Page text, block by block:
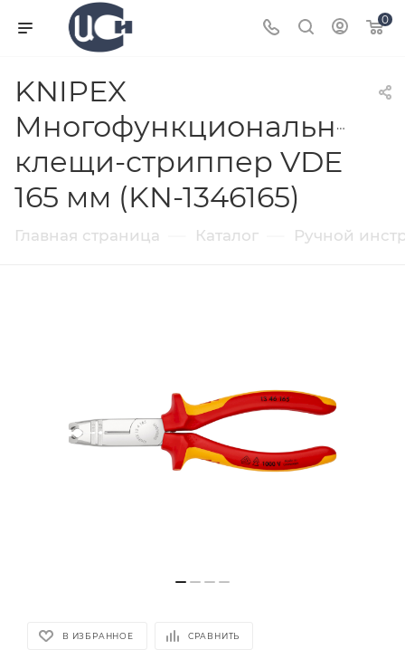
0
KNIPEX
Многофункциональные
клещи-стриппер VDE
165 мм (KN-1346165)
Главная страница Каталог Ручной
В ИЗБРАННОЕ СРАВНИТЬ